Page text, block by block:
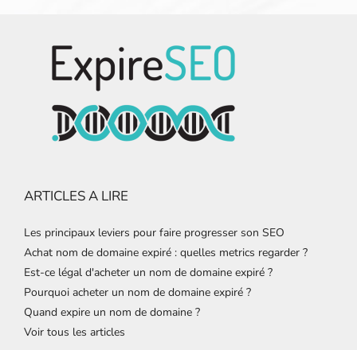
ARTICLES A LIRE
Les principaux leviers pour faire progresser son SEO
Achat nom de domaine expiré : quelles metrics regarder ?
Est-ce légal d'acheter un nom de domaine expiré ?
Pourquoi acheter un nom de domaine expiré ?
Quand expire un nom de domaine ?
Voir tous les articles